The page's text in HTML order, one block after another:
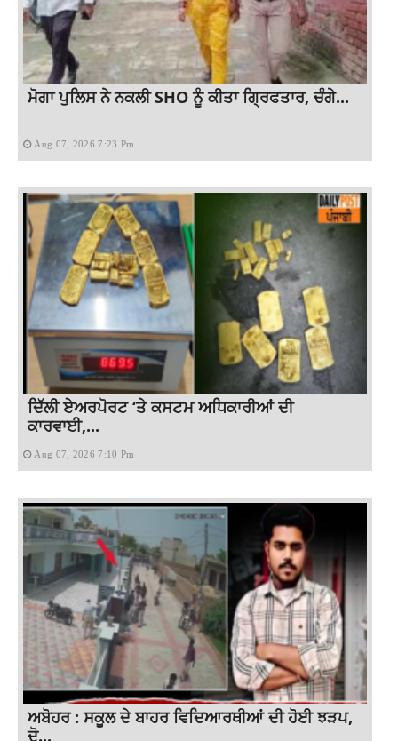
ਮੋਗਾ ਪੁਲਿਸ ਨੇ ਨਕਲੀ SHO ਨੂੰ ਕੀਤਾ ਗ੍ਰਿਫਤਾਰ, ਚੰਗੇ...
Aug 07, 2026 7:23 Pm
ਦਿੱਲੀ ਏਅਰਪੋਰਟ ‘ਤੇ ਕਸਟਮ ਅਧਿਕਾਰੀਆਂ ਦੀ
ਕਾਰਵਾਈ,...
Aug 07, 2026 7:10 Pm
ਅਬੋਹਰ : ਸਕੂਲ ਦੇ ਬਾਹਰ ਵਿਦਿਆਰਥੀਆਂ ਦੀ ਹੋਈ ਝੜਪ,
ਦੋ...